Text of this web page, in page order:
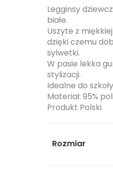
Legginsy
białe.
Uszyte z
dzięki czemu
sylwetki.
W pasie lekka
stylizacji.
Idealne do
Materiał: 95%
Produkt Polski
Rozmiar